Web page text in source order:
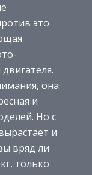
это
она
и
Но с
и
вряд ли
только